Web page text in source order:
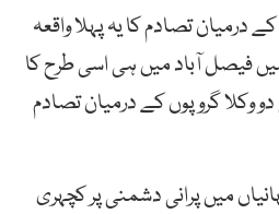
درمیان تصادم کا یہ پہلا واقعہ
فیصل آباد میں ہی اسی طرح کا
وکلا گروپوں کے درمیان تصادم
میں پرانی دشمنی پر کچہری